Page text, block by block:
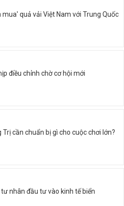
mua' quả vải Việt Nam với Trung Quốc
điều chỉnh chờ cơ hội mới
cần chuẩn bị gì cho cuộc chơi lớn?
nhân đầu tư vào kinh tế biển